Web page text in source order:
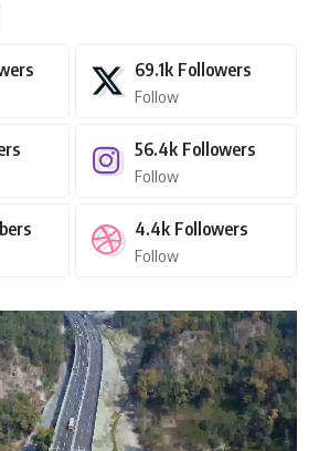
69.1k Followers
Follow
56.4k Followers
Follow
4.4k Followers
Follow